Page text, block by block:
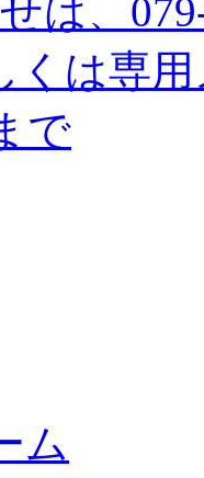
ム